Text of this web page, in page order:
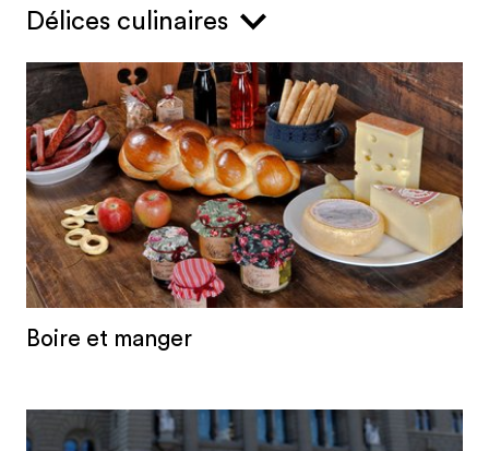
Délices culinaires
Boire et manger